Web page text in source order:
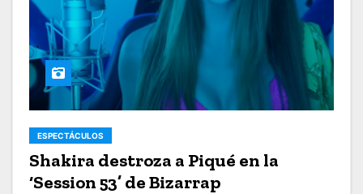
ESPECTÁCULOS
Shakira destroza a Piqué en la
‘Session 53’ de Bizarrap